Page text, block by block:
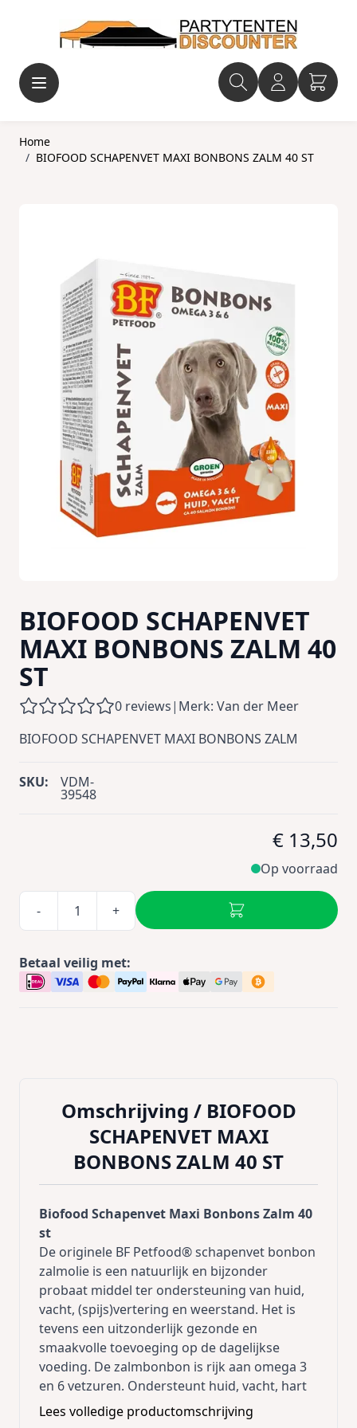
Home
/ BIOFOOD SCHAPENVET MAXI BONBONS ZALM 40 ST
BIOFOOD SCHAPENVET
MAXI BONBONS ZALM 40
ST
0 reviews| Merk: Van der Meer
BIOFOOD SCHAPENVET MAXI BONBONS ZALM
SKU: VDM-
39548
€ 13,50
Op voorraad
- +
Betaal veilig met:
Omschrijving / BIOFOOD
SCHAPENVET MAXI
BONBONS ZALM 40 ST
Biofood Schapenvet Maxi Bonbons Zalm 40
st
De originele BF Petfood® schapenvet bonbon
zalmolie is een natuurlijk en bijzonder
probaat middel ter ondersteuning van huid,
vacht, (spijs)vertering en weerstand. Het is
tevens een uitzonderlijk gezonde en
smaakvolle toevoeging op de dagelijkse
voeding. De zalmbonbon is rijk aan omega 3
en 6 vetzuren. Ondersteunt huid, vacht, hart
en bloedvaten. Ook geschikt voor honden
met een voedselallergie die een dieet krijgen
Lees volledige productomschrijving